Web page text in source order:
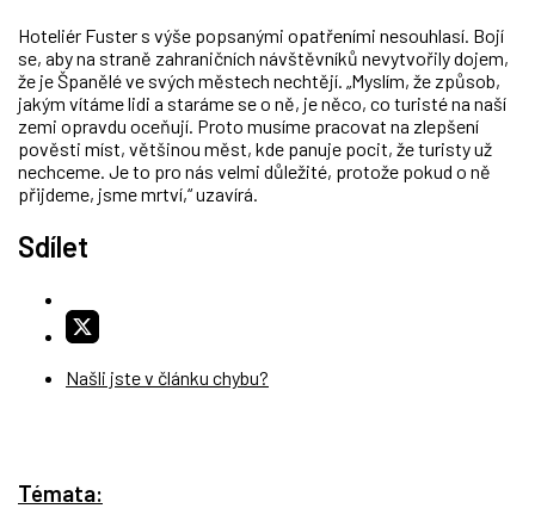
Hoteliér Fuster s výše popsanými opatřeními nesouhlasí. Bojí
se, aby na straně zahraničních návštěvníků nevytvořily dojem,
že je Španělé ve svých městech nechtějí. „Myslím, že způsob,
jakým vítáme lidi a staráme se o ně, je něco, co turisté na naší
zemi opravdu oceňují. Proto musíme pracovat na zlepšení
pověsti míst, většinou měst, kde panuje pocit, že turisty už
nechceme. Je to pro nás velmi důležité, protože pokud o ně
přijdeme, jsme mrtví,“ uzavírá.
Sdílet
Našli jste v článku chybu?
Témata: